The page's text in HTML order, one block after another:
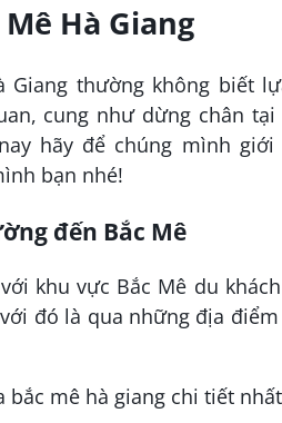
Hà Giang
thường không biết
cung như dừng chân
hãy để chúng mình
bạn nhé!
đến Bắc Mê
khu vực Bắc Mê du
đó là qua những địa